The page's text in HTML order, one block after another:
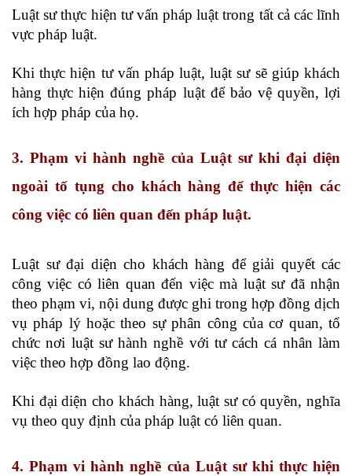
Luật sư thực hiện tư vấn pháp luật trong tất cả các lĩnh
vực pháp luật.
Khi thực hiện tư vấn pháp luật, luật sư sẽ giúp khách
hàng thực hiện đúng pháp luật để bảo vệ quyền, lợi
ích hợp pháp của họ.
3. Phạm vi hành nghề của Luật sư khi đại diện
ngoài tố tụng cho khách hàng để thực hiện các
công việc có liên quan đến pháp luật.
Luật sư đại diện cho khách hàng để giải quyết các
công việc có liên quan đến việc mà luật sư đã nhận
theo phạm vi, nội dung được ghi trong hợp đồng dịch
vụ pháp lý hoặc theo sự phân công của cơ quan, tổ
chức nơi luật sư hành nghề với tư cách cá nhân làm
việc theo hợp đồng lao động.
Khi đại diện cho khách hàng, luật sư có quyền, nghĩa
vụ theo quy định của pháp luật có liên quan.
4. Phạm vi hành nghề của Luật sư khi thực hiện